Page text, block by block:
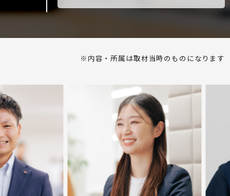
※内容・所属は取材当時のものになります